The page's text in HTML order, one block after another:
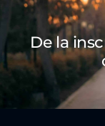
De la